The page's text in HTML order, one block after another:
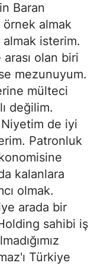
Baran
örnek almak
isterim.
olan biri
mezunuyum.
mülteci
değilim.
Niyetim de iyi
Patronluk
kalanlara
olmak.
arada bir
sahibi iş
Türkiye